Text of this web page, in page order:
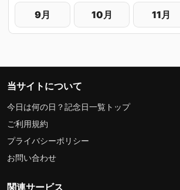
9月 10月 11月
当サイトについて
今日は何の日？記念日一覧トップ
ご利用規約
プライバシーポリシー
お問い合わせ
関連サービス